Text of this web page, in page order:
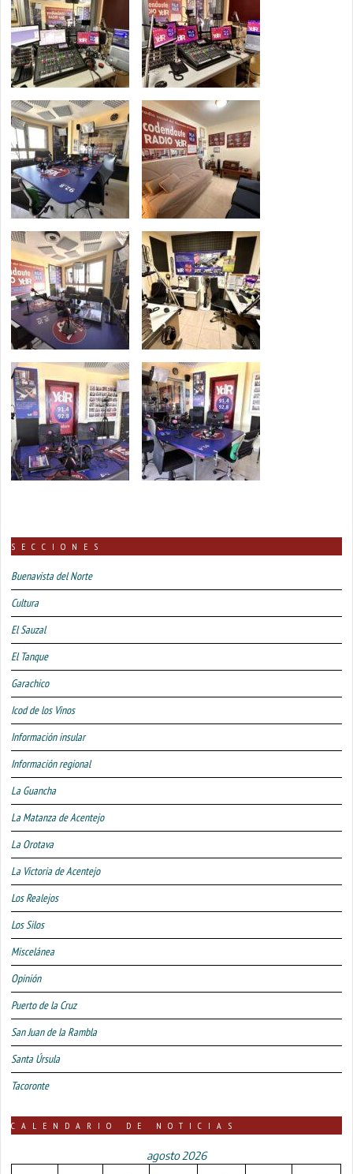
SECCIONES
Buenavista del Norte
Cultura
El Sauzal
El Tanque
Garachico
Icod de los Vinos
Información insular
Información regional
La Guancha
La Matanza de Acentejo
La Orotava
La Victoria de Acentejo
Los Realejos
Los Silos
Miscelánea
Opinión
Puerto de la Cruz
San Juan de la Rambla
Santa Úrsula
Tacoronte
CALENDARIO DE NOTICIAS
agosto 2026